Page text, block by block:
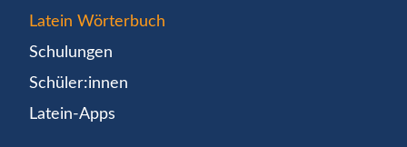
Latein Wörterbuch
Schulungen
Schüler:innen
Latein-Apps